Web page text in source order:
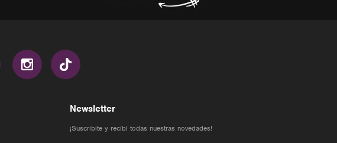

Newsletter
¡Suscribite y recibí todas nuestras novedades!